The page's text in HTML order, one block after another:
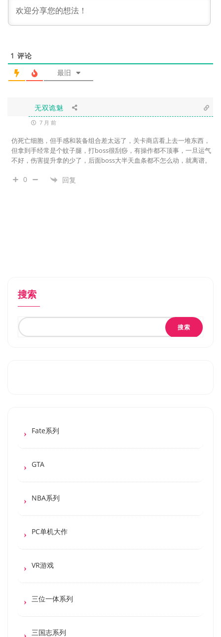
1 评论
最旧
无双诡魅
7 月 前
仿死亡细胞，但手感和装备组合差太远了，关卡商店看上去一堆东西，
但拿到手经常是个蚊子腿，打boss很刮痧，有操作都不顶事，一旦运气
不好，伤害提升拿的少了，后面boss大半天血条都不怎么动，就离谱。
0 回复
搜索
搜索
Fate系列
GTA
NBA系列
PC单机大作
VR游戏
三位一体系列
三国志系列